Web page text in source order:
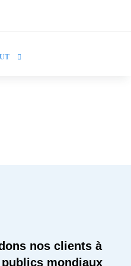
nos clients à
mondiaux